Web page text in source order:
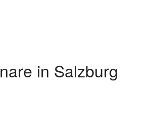
in Salzburg